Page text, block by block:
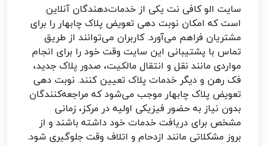
سایت الو کافی نت یکی از خدمات‌دهندگان آنلاین
است که امکان نوبت دهی تعویض پلاک چابهار را برای
مشتریان فراهم می‌آورد. کاربران می‌توانند از طریق
تماس با پشتیبانی این سایت وقت خود را برای انجام
مواردی مانند نقل و انتقال مالکیت، صدور پلاک جدید،
فک رهن و دیگر خدمات پلاک تعیین کنند. نوبت دهی
تعویض پلاک چابهار موجب می‌شود که مراجعه‌کنندگان
بدون نیاز به حضور فیزیکی اولیه در مرکز، زمانی
مشخص برای دریافت خدمات خود داشته باشند و از
بروز مشکلاتی مانند ازدحام و اتلاف وقت جلوگیری شود.